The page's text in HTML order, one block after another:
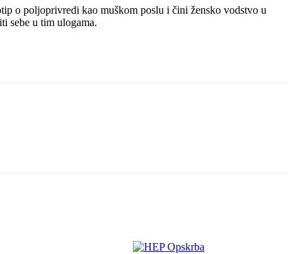
o poljoprivredi kao muškom poslu i čini žensko vodstvo u
sebe u tim ulogama.